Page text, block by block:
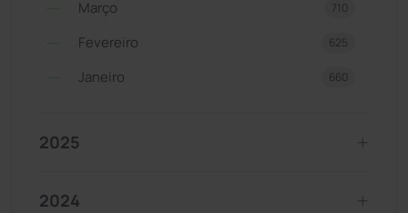
Março 710
Fevereiro 625
Janeiro 660
2025
2024